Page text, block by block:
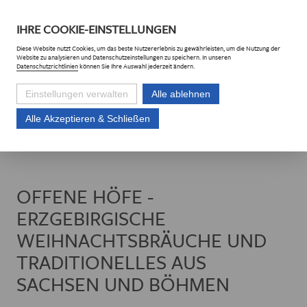
Euroregion Erzgebirge e.V. Projekte
OFFENE HÖFE -
ERZGEBIRGISCHE
WEIHNACHTSBRÄUCHE UND
TRADITIONELLES AUS
SACHSEN UND BÖHMEN
IHRECOOKIE-EINSTELLUNGEN
DieseWebsitenutzt Cookies, um das beste Nutzererlebnis zu gewährleisten, um die Nutzung der
Websitezu analysieren und Datenschutzeinstellungen zu speichern. In unseren
Datenschutzrichtlinienkönnen Sie Ihre Auswahl jederzeit ändern.
Einstellungen verwalten Alle ablehnen
Alle Akzeptieren & Schließen